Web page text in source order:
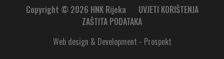
Copyright © 2026 HNK Rijeka
UVJETI KORIŠTENJA
ZAŠTITA PODATAKA
Web design & Development - Prospekt